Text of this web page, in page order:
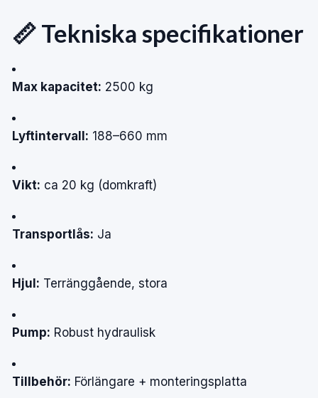
📏 Tekniska specifikationer
Max kapacitet: 2500 kg
Lyftintervall: 188–660 mm
Vikt: ca 20 kg (domkraft)
Transportlås: Ja
Hjul: Terränggående, stora
Pump: Robust hydraulisk
Tillbehör: Förlängare + monteringsplatta